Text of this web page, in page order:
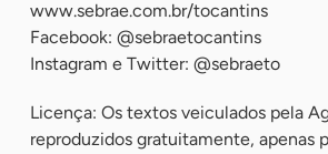
www.sebrae.com.br/tocantins
Facebook: @sebraetocantins
Instagram e Twitter: @sebraeto
Licença: Os textos veiculados pela
reproduzidos gratuitamente, apenas